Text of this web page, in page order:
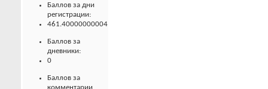
Баллов за дни
регистрации:
461.40000000004
Баллов за
дневники:
0
Баллов за